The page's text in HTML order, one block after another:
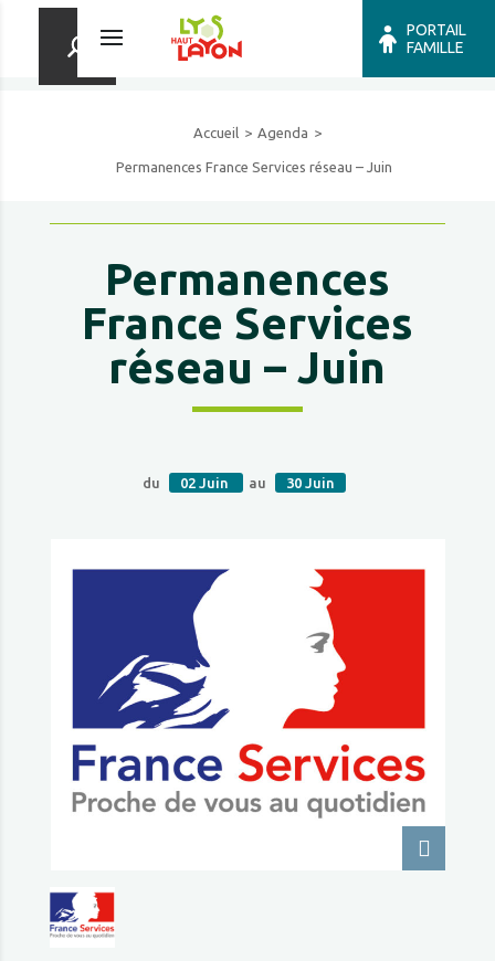
PORTAIL
FAMILLE
Accueil Agenda
Permanences France Services réseau – Juin
Permanences
France Services
réseau – Juin
du 02 Juin au 30 Juin